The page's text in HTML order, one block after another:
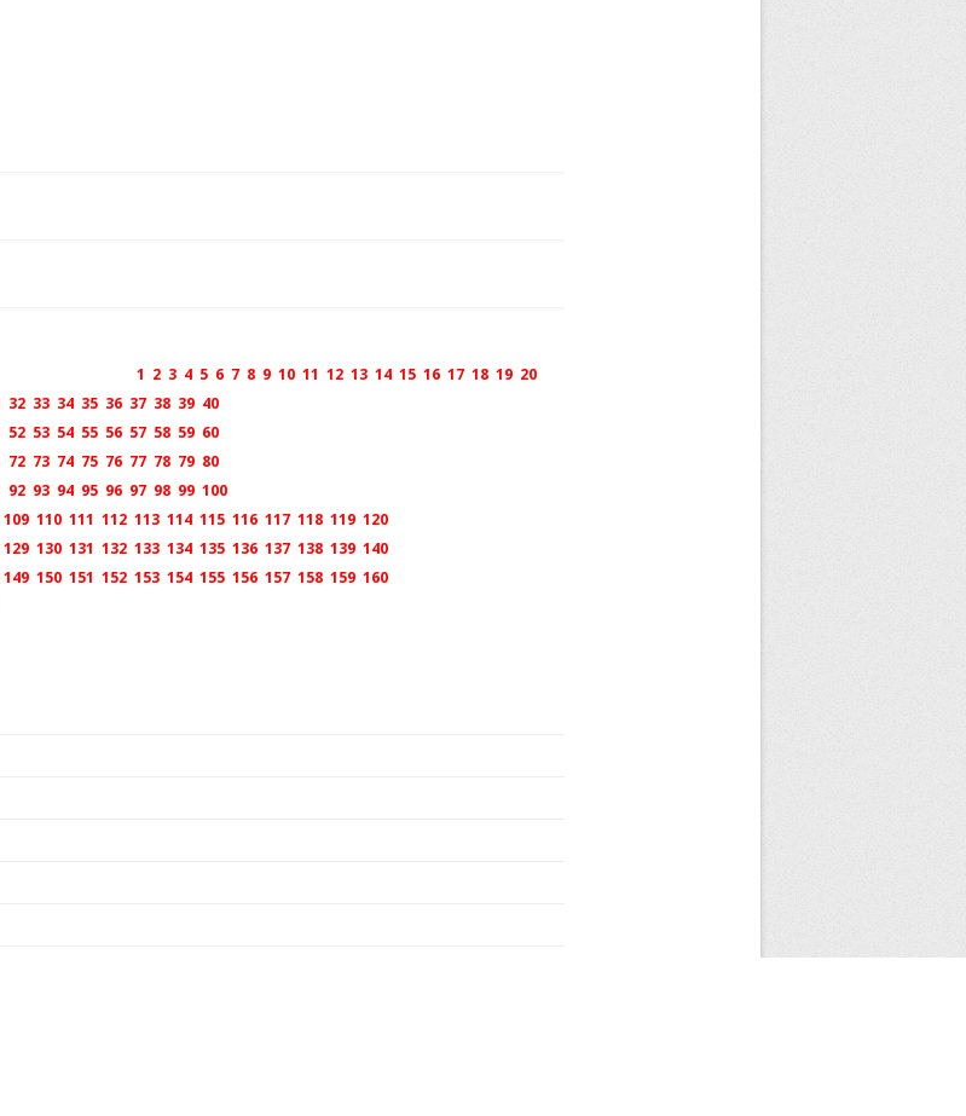
1 2 3 4 5 6 7 8 9 10 11 12 13 14 15 16 17 18 19 20
32 33 34 35 36 37 38 39 40
52 53 54 55 56 57 58 59 60
72 73 74 75 76 77 78 79 80
92 93 94 95 96 97 98 99 100
109 110 111 112 113 114 115 116 117 118 119 120
129 130 131 132 133 134 135 136 137 138 139 140
149 150 151 152 153 154 155 156 157 158 159 160